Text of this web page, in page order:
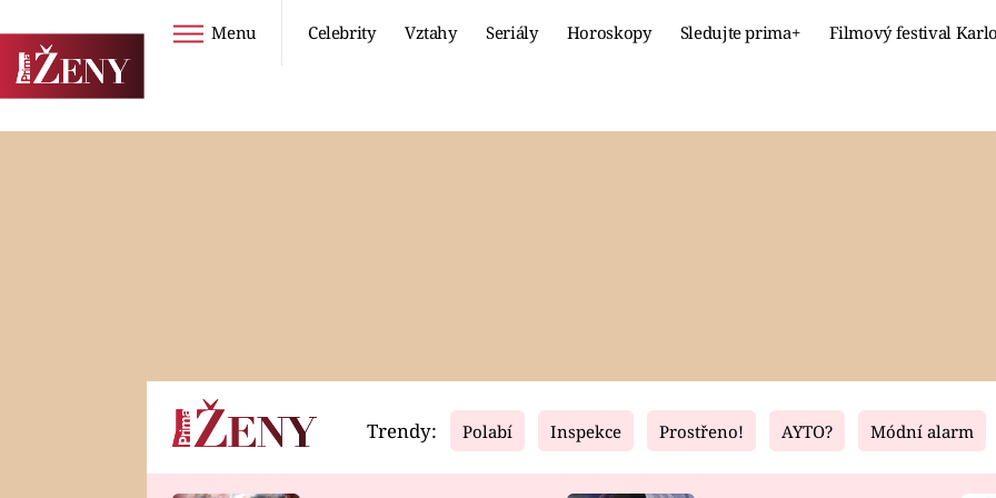
Menu Celebrity Vztahy Seriály Horoskopy Sledujte prima+ Filmový festival
Horoskopy Video Fresh Living
Trendy: Polabí Inspekce Prostřeno! AYTO? Módní alarm